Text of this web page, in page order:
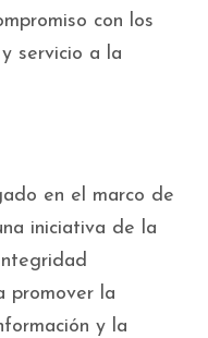
con los
servicio a la
en el marco de
iniciativa de la
promover la
y la